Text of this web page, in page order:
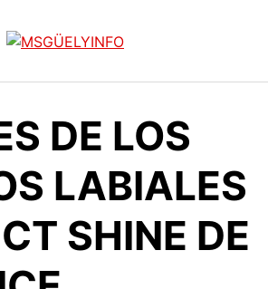
DE LOS
LABIALES
SHINE DE